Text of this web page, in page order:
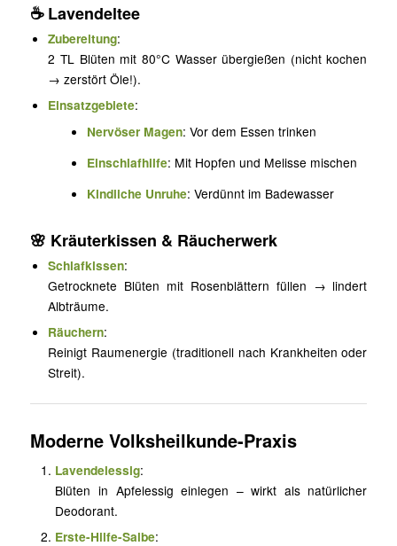
☕Lavendeltee
Zubereitung:
2 TL Blüten mit 80°C Wasser übergießen (nicht kochen
→ zerstört Öle!).
Einsatzgebiete:
Nervöser Magen: Vor dem Essen trinken
Einschlafhilfe: Mit Hopfen und Melisse mischen
Kindliche Unruhe: Verdünnt im Badewasser
🌸 Kräuterkissen & Räucherwerk
Schlafkissen:
Getrocknete Blüten mit Rosenblättern füllen → lindert
Albträume.
Räuchern:
Reinigt Raumenergie (traditionell nach Krankheiten oder
Streit).
Moderne Volksheilkunde-Praxis
Lavendelessig:
Blüten in Apfelessig einlegen – wirkt als natürlicher
Deodorant.
Erste-Hilfe-Salbe: